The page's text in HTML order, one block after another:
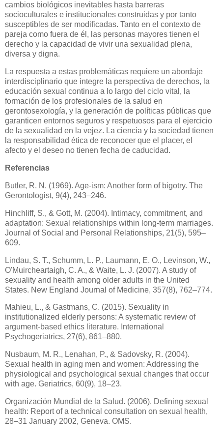
cambios biológicos inevitables hasta barreras
socioculturales e institucionales construidas y por tanto
susceptibles de ser modificadas. Tanto en el contexto de
pareja como fuera de él, las personas mayores tienen el
derecho y la capacidad de vivir una sexualidad plena,
diversa y digna.
La respuesta a estas problemáticas requiere un abordaje
interdisciplinario que integre la perspectiva de derechos, la
educación sexual continua a lo largo del ciclo vital, la
formación de los profesionales de la salud en
gerontosexología, y la generación de políticas públicas que
garanticen entornos seguros y respetuosos para el ejercicio
de la sexualidad en la vejez. La ciencia y la sociedad tienen
la responsabilidad ética de reconocer que el placer, el
afecto y el deseo no tienen fecha de caducidad.
Referencias
Butler, R. N. (1969). Age-ism: Another form of bigotry. The
Gerontologist, 9(4), 243–246.
Hinchliff, S., & Gott, M. (2004). Intimacy, commitment, and
adaptation: Sexual relationships within long-term marriages.
Journal of Social and Personal Relationships, 21(5), 595–
609.
Lindau, S. T., Schumm, L. P., Laumann, E. O., Levinson, W.,
O'Muircheartaigh, C. A., & Waite, L. J. (2007). A study of
sexuality and health among older adults in the United
States. New England Journal of Medicine, 357(8), 762–774.
Mahieu, L., & Gastmans, C. (2015). Sexuality in
institutionalized elderly persons: A systematic review of
argument-based ethics literature. International
Psychogeriatrics, 27(6), 861–880.
Nusbaum, M. R., Lenahan, P., & Sadovsky, R. (2004).
Sexual health in aging men and women: Addressing the
physiological and psychological sexual changes that occur
with age. Geriatrics, 60(9), 18–23.
Organización Mundial de la Salud. (2006). Defining sexual
health: Report of a technical consultation on sexual health,
28–31 January 2002, Geneva. OMS.